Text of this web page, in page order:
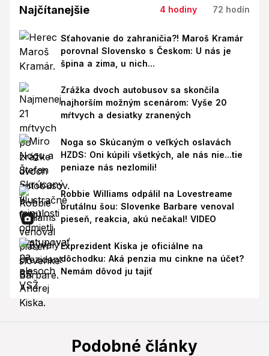
Najčítanejšie 4 hodiny 72 hodín
Sťahovanie do zahraničia?! Maroš Kramár
porovnal Slovensko s Českom: U nás je
špina a zima, u nich...
Zrážka dvoch autobusov sa skončila
najhorším možným scenárom: Vyše 20
mŕtvych a desiatky zranených
Noga so Skúcaným o veľkých oslavách
HZDS: Oni kúpili všetkých, ale nás nie...tie
peniaze nás nezlomili!
Robbie Williams odpálil na Lovestreame
brutálnu šou: Slovenke Barbare venoval
pieseň, reakcia, akú nečakal! VIDEO
Exprezident Kiska je oficiálne na
dôchodku: Aká penzia mu cinkne na účet?
Nemám dôvod ju tajiť
Podobné články